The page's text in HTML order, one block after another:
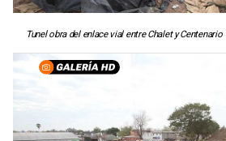
Tunel obra del enlace vial entre Chalet y Centenario